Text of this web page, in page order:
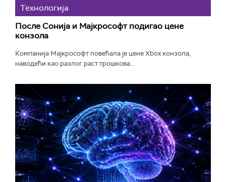
Технологијa
После Сонија и Мајкрософт подигао цене
конзола
Компанија Мајкрософт повећала је цене Xbox конзола,
наводећи као разлог раст трошкова...